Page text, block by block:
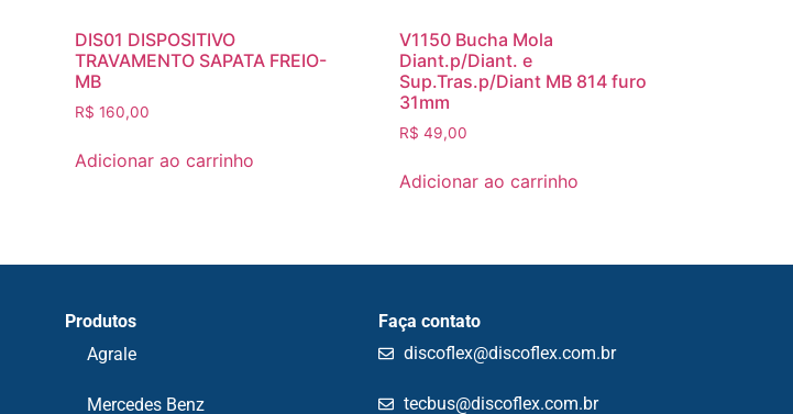
DIS01 DISPOSITIVO
TRAVAMENTO SAPATA FREIO-
MB
R$ 160,00
Adicionar ao carrinho
V1150 Bucha Mola
Diant.p/Diant. e
Sup.Tras.p/Diant MB 814 furo
31mm
R$ 49,00
Adicionar ao carrinho
Produtos
Agrale
Mercedes Benz
Faça contato
discoflex@discoflex.com.br
tecbus@discoflex.com.br